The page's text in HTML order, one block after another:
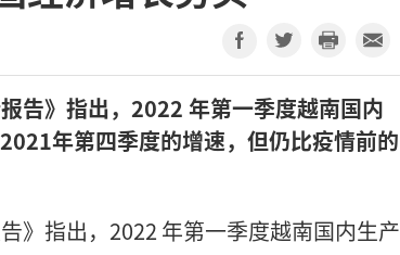
告》指出，2022 年第一季度越南国内
年第四季度的增速，但仍比疫情前的
》指出，2022 年第一季度越南国内生产